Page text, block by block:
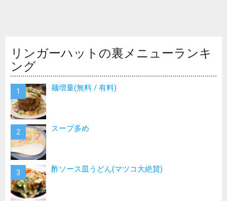
リンガーハットの裏メニューランキ
ング
麺増量(無料 / 有料)
スープ多め
酢ソース皿うどん(マツコ大絶賛)